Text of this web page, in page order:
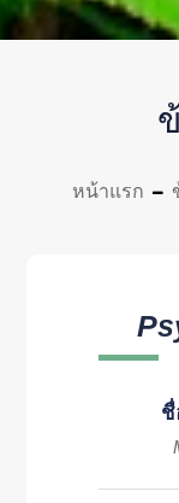
หน้าแรก
ชื่